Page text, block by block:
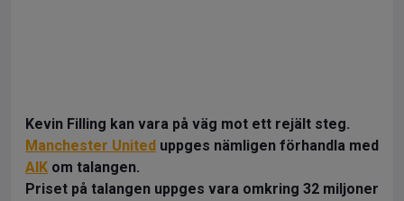
Kevin Filling kan vara på väg mot ett rejält steg.
Manchester United uppges nämligen förhandla med
AIK om talangen.
Priset på talangen uppges vara omkring 32 miljoner